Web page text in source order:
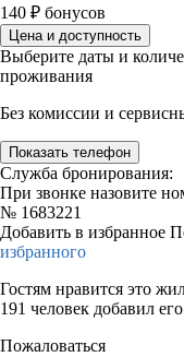
140 ₽ бонусов
Цена и доступность
Выберите даты и
проживания
Без комиссии и
Показать телефон
Служба бронирования:
При звонке назовите
№ 1683221
Добавить в избранное
избранного
Гостям нравится это
191 человек добавил
Пожаловаться